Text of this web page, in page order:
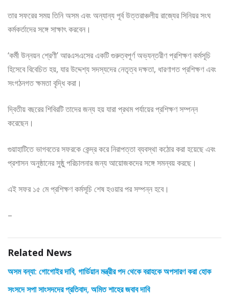
তার সফরের সময় তিনি অসম এবং অন্যান্য পূর্ব উত্তরাঞ্চলীয় রাজ্যের সিনিয়র সংঘ
কর্মকর্তাদের সঙ্গে সাক্ষাৎ করবেন।
‘কর্মী উন্নয়ন শ্রেণী’ আরএসএসের একটি গুরুত্বপূর্ণ অভ্যন্তরীণ প্রশিক্ষণ কর্মসূচি
হিসেবে বিবেচিত হয়, যার উদ্দেশ্য সদস্যদের নেতৃত্ব দক্ষতা, ধারণাগত প্রশিক্ষণ এবং
সংগঠনগত ক্ষমতা বৃদ্ধি করা।
দ্বিতীয় বছরের শিবিরটি তাদের জন্য হয় যারা প্রথম পর্যায়ের প্রশিক্ষণ সম্পন্ন
করেছেন।
গুয়াহাটিতে ভাগবতের সফরকে কেন্দ্র করে নিরাপত্তা ব্যবস্থা কঠোর করা হয়েছে এবং
প্রশাসন অনুষ্ঠানের সুষ্ঠু পরিচালনার জন্য আয়োজকদের সঙ্গে সমন্বয় করছে।
এই সফর ১৫ মে প্রশিক্ষণ কর্মসূচি শেষ হওয়ার পর সম্পন্ন হবে।
–
Related News
অসম বন্যা: গোগোইর দাবি, গার্ডিয়ান মন্ত্রীর পদ থেকে বরাহকে অপসারণ করা হোক
সংসদে সপা সাংসদদের প্রতিবাদ, অমিত শাহের জবাব দাবি